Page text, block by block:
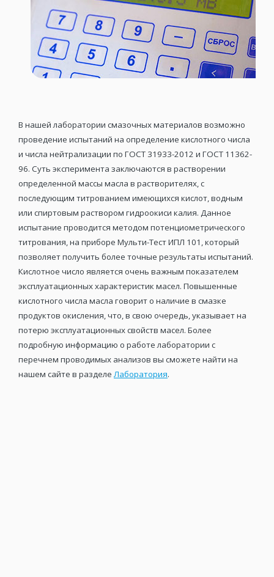
В нашей лаборатории смазочных материалов возможно
проведение испытаний на определение кислотного числа
и числа нейтрализации по ГОСТ 31933-2012 и ГОСТ 11362-
96. Суть эксперимента заключаются в растворении
определенной массы масла в растворителях, с
последующим титрованием имеющихся кислот, водным
или спиртовым раствором гидроокиси калия. Данное
испытание проводится методом потенциометрического
титрования, на приборе Мульти-Тест ИПЛ 101, который
позволяет получить более точные результаты испытаний.
Кислотное число является очень важным показателем
эксплуатационных характеристик масел. Повышенные
кислотного числа масла говорит о наличие в смазке
продуктов окисления, что, в свою очередь, указывает на
потерю эксплуатационных свойств масел. Более
подробную информацию о работе лаборатории с
перечнем проводимых анализов вы сможете найти на
нашем сайте в разделе Лаборатория.